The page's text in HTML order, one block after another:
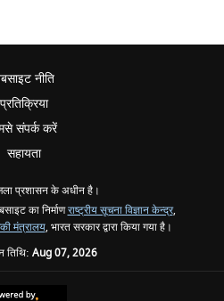
नीति
प्रतिक्रिया
संपर्क करें
सहायता
प्रशासन के अधीन है।
का निर्माणराष्ट्रीय सूचना विज्ञान केन्द्र,
मंत्रालय, भारत सरकार द्वारा किया गया है।
तिथि: Aug 07, 2026